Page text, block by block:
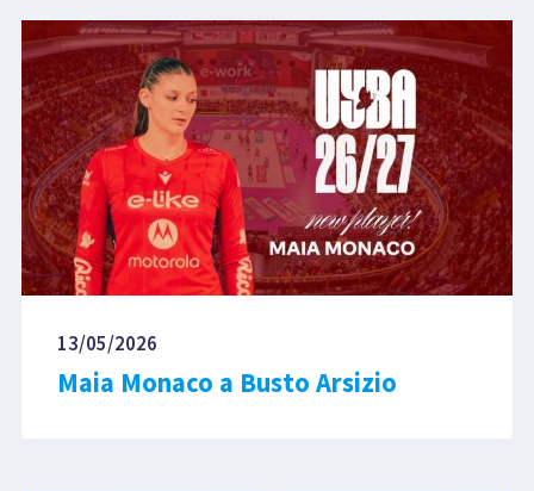
13/05/2026
Maia Monaco a Busto Arsizio